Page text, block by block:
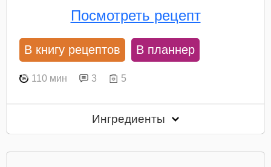
Посмотреть рецепт
В книгу рецептов В планнер
110 мин 3 5
Ингредиенты